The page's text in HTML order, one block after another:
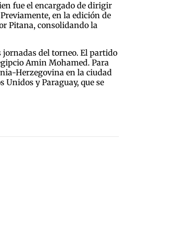
fue el encargado de dirigir
en la edición de
Pitana, consolidando la
jornadas del torneo. El partido
Amin Mohamed. Para
Herzegovina en la ciudad
y Paraguay, que se